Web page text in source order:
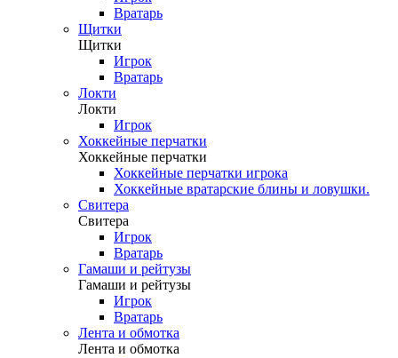
Вратарь
Щитки
Щитки
Игрок
Вратарь
Локти
Локти
Игрок
Хоккейные перчатки
Хоккейные перчатки
Хоккейные перчатки игрока
Хоккейные вратарские блины и ловушки.
Свитера
Свитера
Игрок
Вратарь
Гамаши и рейтузы
Гамаши и рейтузы
Игрок
Вратарь
Лента и обмотка
Лента и обмотка